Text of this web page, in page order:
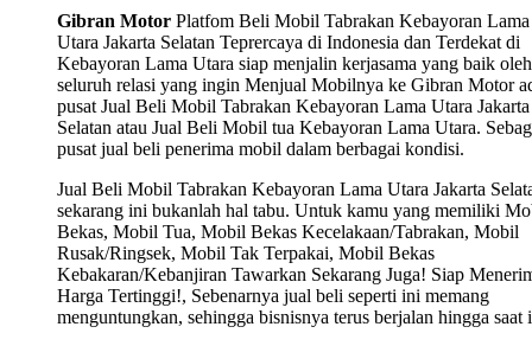
Gibran Motor Platfom Beli Mobil Tabrakan Kebayoran Lama
Utara Jakarta Selatan Teprercaya di Indonesia dan Terdekat di
Kebayoran Lama Utara siap menjalin kerjasama yang baik oleh
seluruh relasi yang ingin Menjual Mobilnya ke Gibran Motor
pusat Jual Beli Mobil Tabrakan Kebayoran Lama Utara Jakarta
Selatan atau Jual Beli Mobil tua Kebayoran Lama Utara.
pusat jual beli penerima mobil dalam berbagai kondisi.
Jual Beli Mobil Tabrakan Kebayoran Lama Utara Jakarta
sekarang ini bukanlah hal tabu. Untuk kamu yang memiliki
Bekas, Mobil Tua, Mobil Bekas Kecelakaan/Tabrakan, Mobil
Rusak/Ringsek, Mobil Tak Terpakai, Mobil Bekas
Kebakaran/Kebanjiran Tawarkan Sekarang Juga! Siap
Harga Tertinggi!, Sebenarnya jual beli seperti ini memang
menguntungkan, sehingga bisnisnya terus berjalan hingga saat